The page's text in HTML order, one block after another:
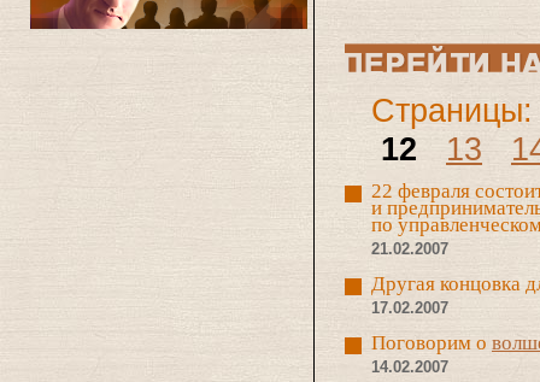
Страницы:
12
13
22 февраля
и
по
21.02.2007
Другая концовка
17.02.2007
Поговорим о
14.02.2007